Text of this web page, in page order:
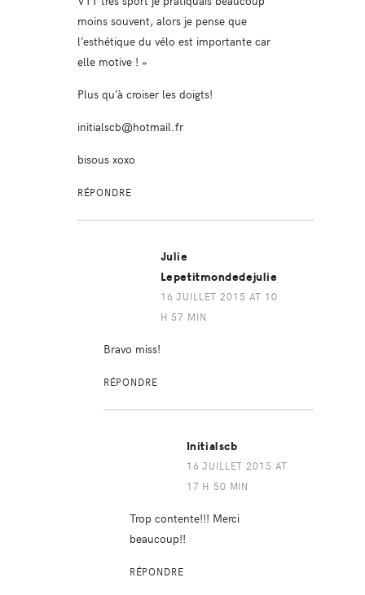
moins souvent, alors je pense que
l’esthétique du vélo est importante car
elle motive ! »
Plus qu’à croiser les doigts!
initialscb@hotmail.fr
bisous xoxo
RÉPONDRE
Julie
Lepetitmondedejulie
16 JUILLET 2015 AT 10
H 57 MIN
Bravo miss!
RÉPONDRE
Initialscb
16 JUILLET 2015 AT
17 H 50 MIN
Trop contente!!! Merci
beaucoup!!
RÉPONDRE